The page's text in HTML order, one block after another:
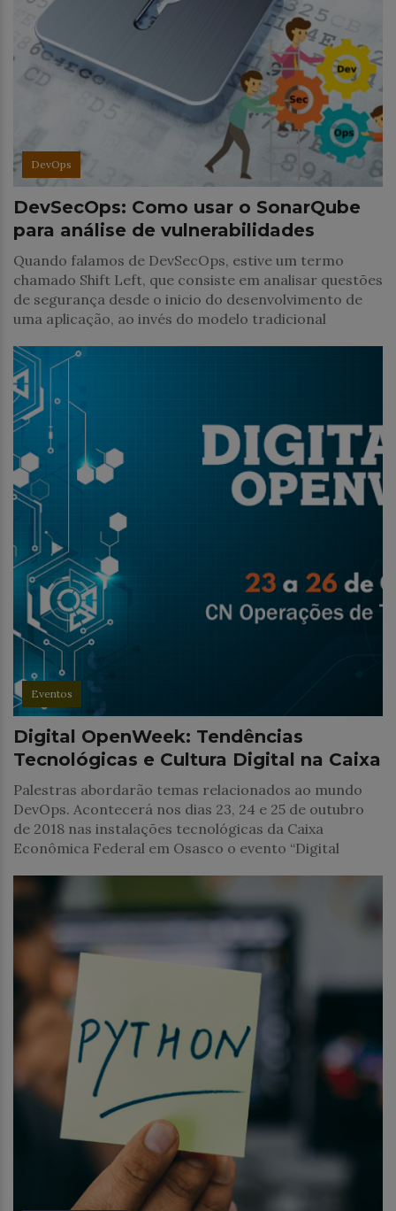
DevOps
DevSecOps: Como usar o SonarQube
para análise de vulnerabilidades
Quando falamos de DevSecOps, estive um termo
chamado Shift Left, que consiste em analisar questões
de segurança desde o inicio do desenvolvimento de
uma aplicação, ao invés do modelo tradicional
Eventos
Digital OpenWeek: Tendências
Tecnológicas e Cultura Digital na Caixa
Palestras abordarão temas relacionados ao mundo
DevOps. Acontecerá nos dias 23, 24 e 25 de outubro
de 2018 nas instalações tecnológicas da Caixa
Econômica Federal em Osasco o evento “Digital